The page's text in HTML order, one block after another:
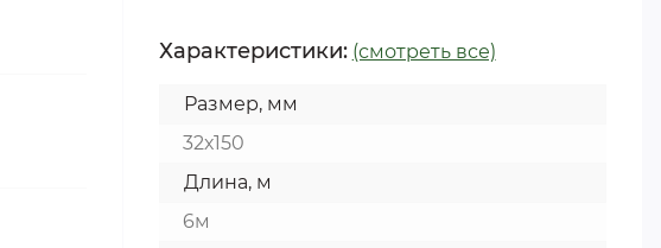
Характеристики: (смотреть все)
Размер, мм
32х150
Длина, м
6м